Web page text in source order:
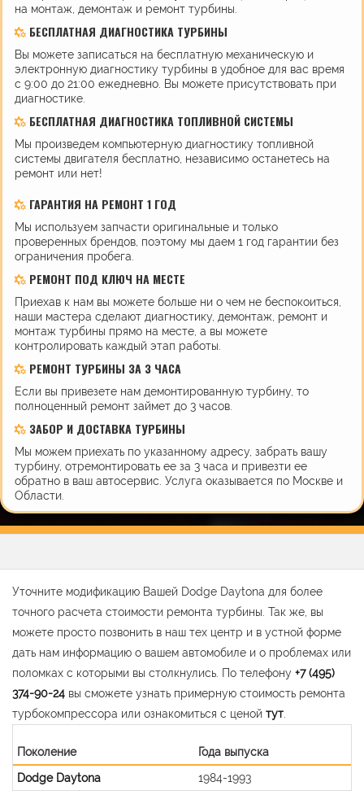
на монтаж, демонтаж и ремонт турбины.
БЕСПЛАТНАЯ ДИАГНОСТИКА ТУРБИНЫ
Вы можете записаться на бесплатную механическую и
электронную диагностику турбины в удобное для вас время
с 9:00 до 21:00 ежедневно. Вы можете присутствовать при
диагностике.
БЕСПЛАТНАЯ ДИАГНОСТИКА ТОПЛИВНОЙ СИСТЕМЫ
Мы произведем компьютерную диагностику топливной
системы двигателя бесплатно, независимо останетесь на
ремонт или нет!
ГАРАНТИЯ НА РЕМОНТ 1 ГОД
Мы используем запчасти оригинальные и только
проверенных брендов, поэтому мы даем 1 год гарантии без
ограничения пробега.
РЕМОНТ ПОД КЛЮЧ НА МЕСТЕ
Приехав к нам вы можете больше ни о чем не беспокоиться,
наши мастера сделают диагностику, демонтаж, ремонт и
монтаж турбины прямо на месте, а вы можете
контролировать каждый этап работы.
РЕМОНТ ТУРБИНЫ ЗА 3 ЧАСА
Если вы привезете нам демонтированную турбину, то
полноценный ремонт займет до 3 часов.
ЗАБОР И ДОСТАВКА ТУРБИНЫ
Мы можем приехать по указанному адресу, забрать вашу
турбину, отремонтировать ее за 3 часа и привезти ее
обратно в ваш автосервис. Услуга оказывается по Москве и
Области.
Уточните модификацию Вашей Dodge Daytona для более
точного расчета стоимости ремонта турбины. Так же, вы
можете просто позвонить в наш тех центр и в устной форме
дать нам информацию о вашем автомобиле и о проблемах или
поломках с которыми вы столкнулись. По телефону +7 (495)
374-90-24 вы сможете узнать примерную стоимость ремонта
турбокомпрессора или ознакомиться с ценой тут
Поколение
Года выпуска
Dodge Daytona
1984-1993